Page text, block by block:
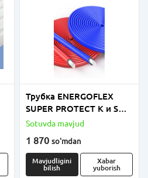
Трубка ENERGOFLEX
SUPER PROTECT K и S
толщиной 4мм, 6мм и
Sotuvda mavjud
1 870 so'mdan
Mavjudligini
bilish
Xabar
yuborish